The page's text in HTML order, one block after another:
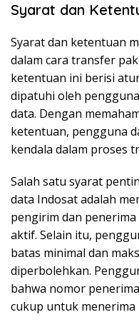
Syarat dan
Syarat dan ketentuan
dalam cara transfer
ketentuan ini berisi
dipatuhi oleh
data. Dengan
ketentuan, pengguna
kendala dalam proses
Salah satu syarat
data Indosat adalah
pengirim dan
aktif. Selain itu,
batas minimal dan
diperbolehkan.
bahwa nomor
cukup untuk